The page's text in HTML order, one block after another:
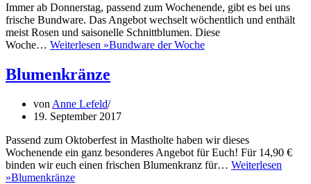
Immer ab Donnerstag, passend zum Wochenende, gibt es bei uns
frische Bundware. Das Angebot wechselt wöchentlich und enthält
meist Rosen und saisonelle Schnittblumen. Diese
Woche… Weiterlesen »Bundware der Woche
Blumenkränze
von Anne Lefeld
19. September 2017
Passend zum Oktoberfest in Mastholte haben wir dieses
Wochenende ein ganz besonderes Angebot für Euch! Für 14,90 €
binden wir euch einen frischen Blumenkranz für… Weiterlesen
»Blumenkränze